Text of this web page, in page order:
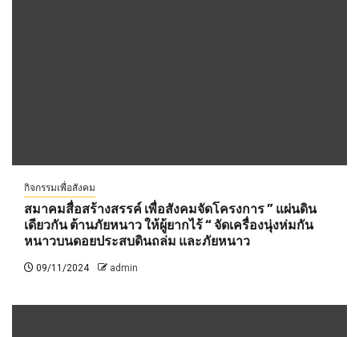
กิจกรรมเพื่อสังคม
สมาคมสื่อสร้างสรรค์ เพื่อสังคมจัดโครงการ ” แผ่นดิน
เดียวกัน ต้านภัยหนาว ให้ผู้ยากไร้ “ จัดเครื่องนุ่งห่มกัน
หนาวบนดอยประสบดินถล่ม และภัยหนาว
09/11/2024 admin